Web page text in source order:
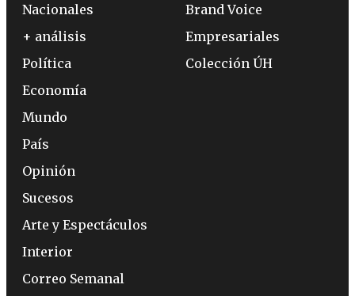
Nacionales
+ análisis
Política
Economía
Mundo
País
Opinión
Sucesos
Arte y Espectáculos
Interior
Correo Semanal
Brand Voice
Empresariales
Colección ÚH